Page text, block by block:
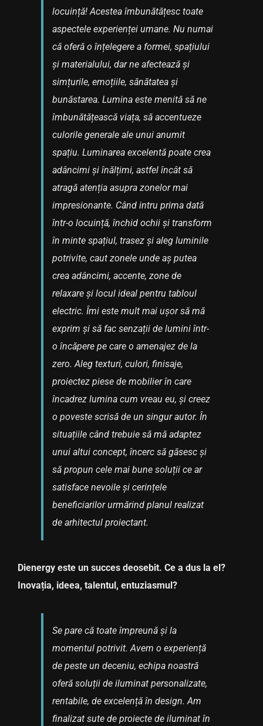
locuință! Acestea îmbunătățesc toate
aspectele experienței umane. Nu numai
că oferă o înțelegere a formei, spațiului
și materialului, dar ne afectează și
simțurile, emoțiile, sănătatea și
bunăstarea. Lumina este menită să ne
îmbunătățească viața, să accentueze
culorile generale ale unui anumit
spațiu. Luminarea excelentă poate crea
adâncimi și înălțimi, astfel încât să
atragă atenția asupra zonelor mai
impresionante. Când intru prima dată
într-o locuință, închid ochii și transform
în minte spațiul, trasez și aleg luminile
potrivite, caut zonele unde aș putea
crea adâncimi, accente, zone de
relaxare și locul ideal pentru tabloul
electric. Îmi este mult mai ușor să mă
exprim și să fac senzații de lumini într-
o încăpere pe care o amenajez de la
zero. Aleg texturi, culori, finisaje,
proiectez piese de mobilier în care
încadrez lumina cum vreau eu, și creez
o poveste scrisă de un singur autor. În
situațiile când trebuie să mă adaptez
unui altui concept, încerc să găsesc și
să propun cele mai bune soluții ce ar
satisface nevoile și cerințele
beneficiarilor urmărind planul realizat
de arhitectul proiectant.
Dienergy este un succes deosebit. Ce a dus la el?
Inovația, ideea, talentul, entuziasmul?
Se pare că toate împreună și la
momentul potrivit. Avem o experiență
de peste un deceniu, echipa noastră
oferă soluții de iluminat personalizate,
rentabile, de excelență în design. Am
finalizat sute de proiecte de iluminat în